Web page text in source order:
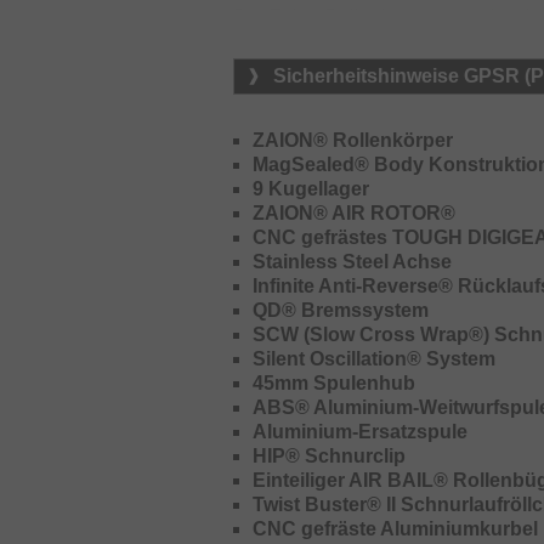
Einholkraft und erleichtert das
Achse bietet auch unter hohen
Die spezielle Longcast
Wurfweiten.
Sicherheitshinweise GPSR
ZAION® Rollenkörper
MagSealed® Body
9 Kugellager
ZAION® AIR ROTOR®
CNC gefrästes TOUGH
Stainless Steel Achse
Infinite Anti-Reverse®
QD® Bremssystem
SCW (Slow Cross Wrap®)
Silent Oscillation® System
45mm Spulenhub
ABS® Aluminium-
Aluminium-Ersatzspule
HIP® Schnurclip
Einteiliger AIR BAIL®
Twist Buster® II
CNC gefräste Aluminiumkurbel